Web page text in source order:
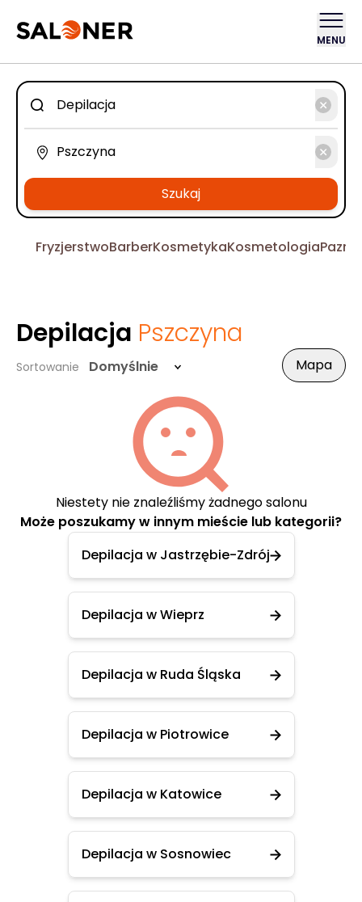
MENU
Szukaj
FryzjerstwoBarberKosmetykaKosmetologia
Depilacja Pszczyna
Sortowanie Domyślnie Mapa
Niestety nie znaleźliśmy żadnego salonu
Może poszukamy w innym mieście lub kategorii?
Depilacja w Jastrzębie-Zdrój
Depilacja w Wieprz
Depilacja w Ruda Śląska
Depilacja w Piotrowice
Depilacja w Katowice
Depilacja w Sosnowiec